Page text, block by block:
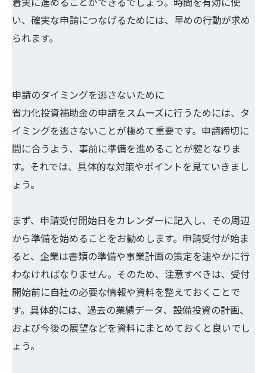
い、確実な申請につなげるためには、早めの行動が求め
られます。
申請のタイミングを逃さないために
省力化投資補助金の申請をスムーズに行うためには、タ
イミングを逃さないことが極めて重要です。申請締切に
間に合うよう、事前に準備を進めることが鍵となりま
す。それでは、具体的な対策やポイントを見ていきまし
ょう。
まず、申請受付開始日をカレンダーに記入し、その周辺
から準備を始めることをお勧めします。申請受付が始ま
ると、企業は書類の準備や事業計画の策定を速やかに行
わなければなりません。そのため、注意すべきは、受付
開始前に自社の必要な情報や資料を整えておくことで
す。具体的には、過去の業績データ、設備投資の計画、
および今後の展望などを資料にまとめておくと良いでし
ょう。